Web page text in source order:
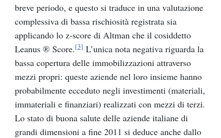
breve periodo, e questo si traduce in una valutazione
complessiva di bassa rischiosità registrata sia
applicando lo z-score di Altman che il cosiddetto
Leanus ® Score.[3] L’unica nota negativa riguarda la
bassa copertura delle immobilizzazioni attraverso
mezzi propri: queste aziende nel loro insieme hanno
probabilmente ecceduto negli investimenti (materiali,
immateriali e finanziari) realizzati con mezzi di terzi.
Lo stato di buona salute delle aziende italiane di
grandi dimensioni a fine 2011 si deduce anche dallo